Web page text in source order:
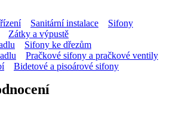
Sanitární instalace
Sifony
Zátky a výpustě
Sifony ke dřezům
Pračkové sifony a pračkové ventily
Bidetové a pisoárové sifony